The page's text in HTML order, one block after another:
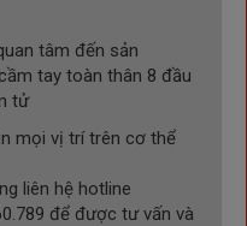
tâm đến sản
tay toàn thân 8 đầu
tử
mọi vị trí trên cơ thể
liên hệ hotline
để được tư vấn và